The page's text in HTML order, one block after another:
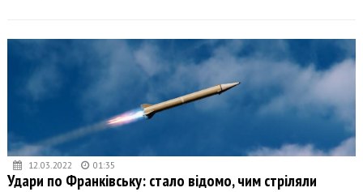
12.03.2022 01:35
Удари по Франківську: стало відомо, чим стріляли